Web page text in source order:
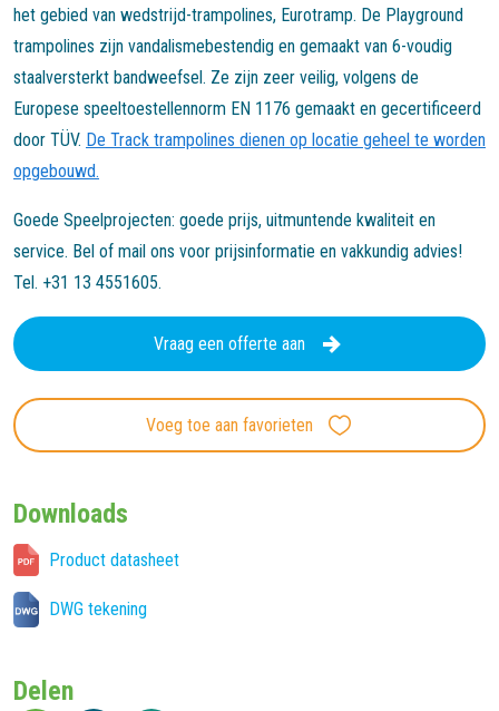
het gebied van wedstrijd-trampolines, Eurotramp. De Playground
trampolines zijn vandalismebestendig en gemaakt van 6-voudig
staalversterkt bandweefsel. Ze zijn zeer veilig, volgens de
Europese speeltoestellennorm EN 1176 gemaakt en gecertificeerd
door TÜV. De Track trampolines dienen op locatie geheel te worden
opgebouwd.
Goede Speelprojecten: goede prijs, uitmuntende kwaliteit en
service. Bel of mail ons voor prijsinformatie en vakkundig advies!
Tel. +31 13 4551605.
Vraag een offerte aan
Voeg toe aan favorieten
Downloads
Product datasheet
DWG tekening
Delen